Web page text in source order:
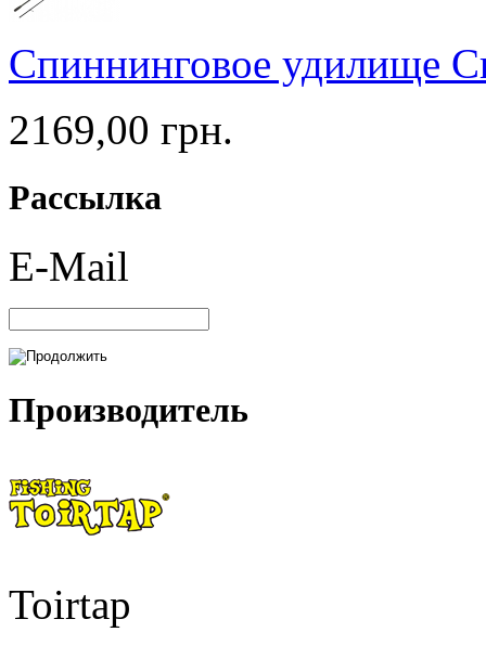
Спиннинговое удилище
2169,00 грн.
Рассылка
E-Mail
Производитель
Toirtap